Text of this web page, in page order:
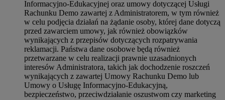
Informacyjno-Edukacyjnej oraz umowy dotyczącej Usługi
Rachunku Demo zawartej z Administratorem, w tym również
w celu podjęcia działań na żądanie osoby, której dane dotyczą
przed zawarciem umowy, jak również obowiązków
wynikających z przepisów dotyczących rozpatrywania
reklamacji. Państwa dane osobowe będą również
przetwarzane w celu realizacji prawnie uzasadnionych
interesów Administratora, takich jak dochodzenie roszczeń
wynikających z zawartej Umowy Rachunku Demo lub
Umowy o Usługę Informacyjno-Edukacyjną,
bezpieczeństwo, przeciwdziałanie oszustwom czy marketing